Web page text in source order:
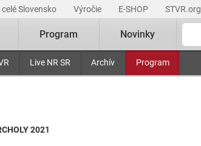
celé Slovensko Výročie E-SHOP STVR.org
Live NR SR Archív Program
Program Novinky
2021